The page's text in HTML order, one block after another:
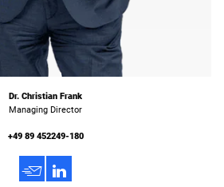
Dr. Christian Frank
Managing Director
+49 89 452249-180
h 3